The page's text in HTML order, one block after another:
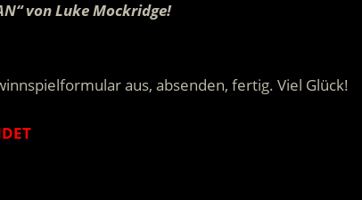
von Luke Mockridge!
aus, absenden, fertig. Viel Glück!